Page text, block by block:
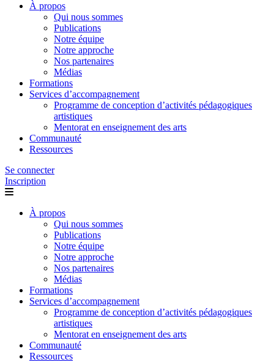
À propos
Qui nous sommes
Publications
Notre équipe
Notre approche
Nos partenaires
Médias
Formations
Services d’accompagnement
Programme de conception d’activités pédagogiques
artistiques
Mentorat en enseignement des arts
Communauté
Ressources
Se connecter
Inscription
À propos
Qui nous sommes
Publications
Notre équipe
Notre approche
Nos partenaires
Médias
Formations
Services d’accompagnement
Programme de conception d’activités pédagogiques
artistiques
Mentorat en enseignement des arts
Communauté
Ressources